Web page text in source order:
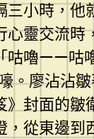
小時，他
靈交流時
「咕嚕——
。廖沾沾
封面的皺
從東邊到